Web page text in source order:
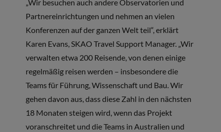
„Wir besuchen auch andere Observatorien und
Partnereinrichtungen und nehmen an vielen
Konferenzen auf der ganzen Welt teil“, erklärt
Karen Evans, SKAO Travel Support Manager. „Wir
verwalten etwa 200 Reisende, von denen einige
regelmäßig reisen werden – insbesondere die
Teams für Führung, Wissenschaft und Bau. Wir
gehen davon aus, dass diese Zahl in den nächsten
18 Monaten steigen wird, wenn das Projekt
voranschreitet und die Teams in Australien und